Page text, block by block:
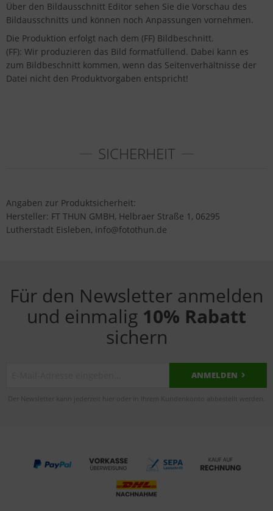
Über den Bildausschnitt Editor sehen Sie die Vorschau des
Bildausschnitts und können noch Anpassungen vornehmen.
Die Produktion erfolgt nach dem (FF) Bildbeschnitt.
(FF): Wir produzieren das Bild formatfüllend. Dabei kann es
zum Bildbeschnitt kommen, wenn das Seitenverhältnisse der
Datei nicht den Produktvorgaben entspricht!
SICHERHEIT
Angaben zur Produktsicherheit:
Hersteller: FT THUN GMBH, Helbraer Straße 1, 06295
Lutherstadt Eisleben, info@fotothun.de
Für den Newsletter anmelden
und einmalig 10% Rabatt
sichern
ANMELDEN
Der Newsletter kann jederzeit hier oder in Ihrem Kundenkonto abbestellt werden.